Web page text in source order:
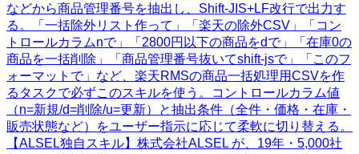
などから商品管理番号を抽出し、Shift-JIS+LF改行で出力す
る。「一括除外リスト作って」「楽天の除外CSV」「コン
トロールカラムnで」「2800円以下の商品をdで」「在庫0の
商品を一括削除」「商品管理番号抜いてshift-jsで」「このフ
ォーマットで」など、楽天RMSの商品一括処理用CSVを作
るタスクで必ずこのスキルを使う。コントロールカラム値
（n=新規/d=削除/u=更新）と抽出条件（全件・価格・在庫・
販売状態など）をユーザー指示に応じて柔軟に切り替える。
【ALSEL独自スキル】株式会社ALSEL が、19年・5,000社